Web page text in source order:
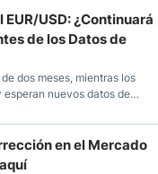
USD: ¿Continuará
de los Datos de
dos meses, mientras los
nuevos datos de
en el Mercado